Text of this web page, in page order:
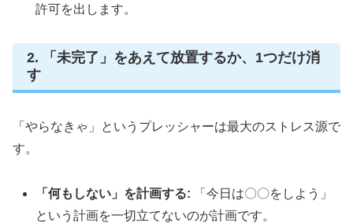
許可を出します。
2. 「未完了」をあえて放置するか、1つだけ消
す
「やらなきゃ」というプレッシャーは最大のストレス源で
す。
「何もしない」を計画する: 「今日は〇〇をしよう」
という計画を一切立てないのが計画です。